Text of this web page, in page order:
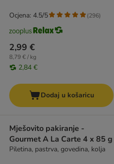
2,99 €
8,79 € / kg
2,84 €
Ocjena: 4.5/5 (296)
Dodaj u košaricu
Mješovito pakiranje -
Gourmet A La Carte 4 x 85 g
Piletina, pastrva, govedina, kolja